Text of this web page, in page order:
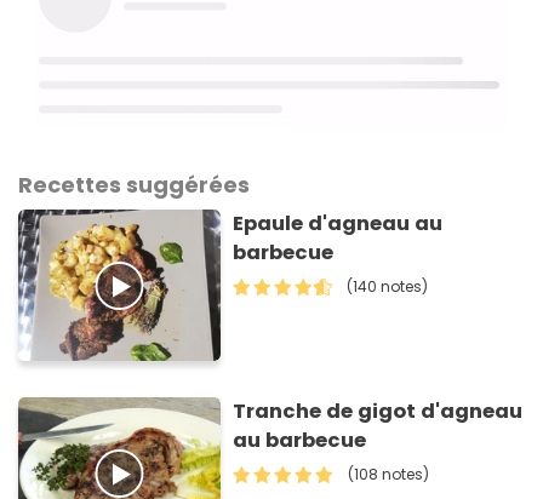
Recettes suggérées
Epaule d'agneau au
barbecue
(140 notes)
Tranche de gigot d'agneau
au barbecue
(108 notes)